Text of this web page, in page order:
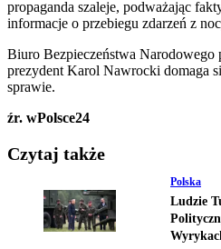
propaganda szaleje, podważając
informacje o przebiegu zdarzeń z
Biuro Bezpieczeństwa Narodowego
prezydent Karol Nawrocki domaga
sprawie.
źr. wPolsce24
Czytaj także
Polska
Ludzie